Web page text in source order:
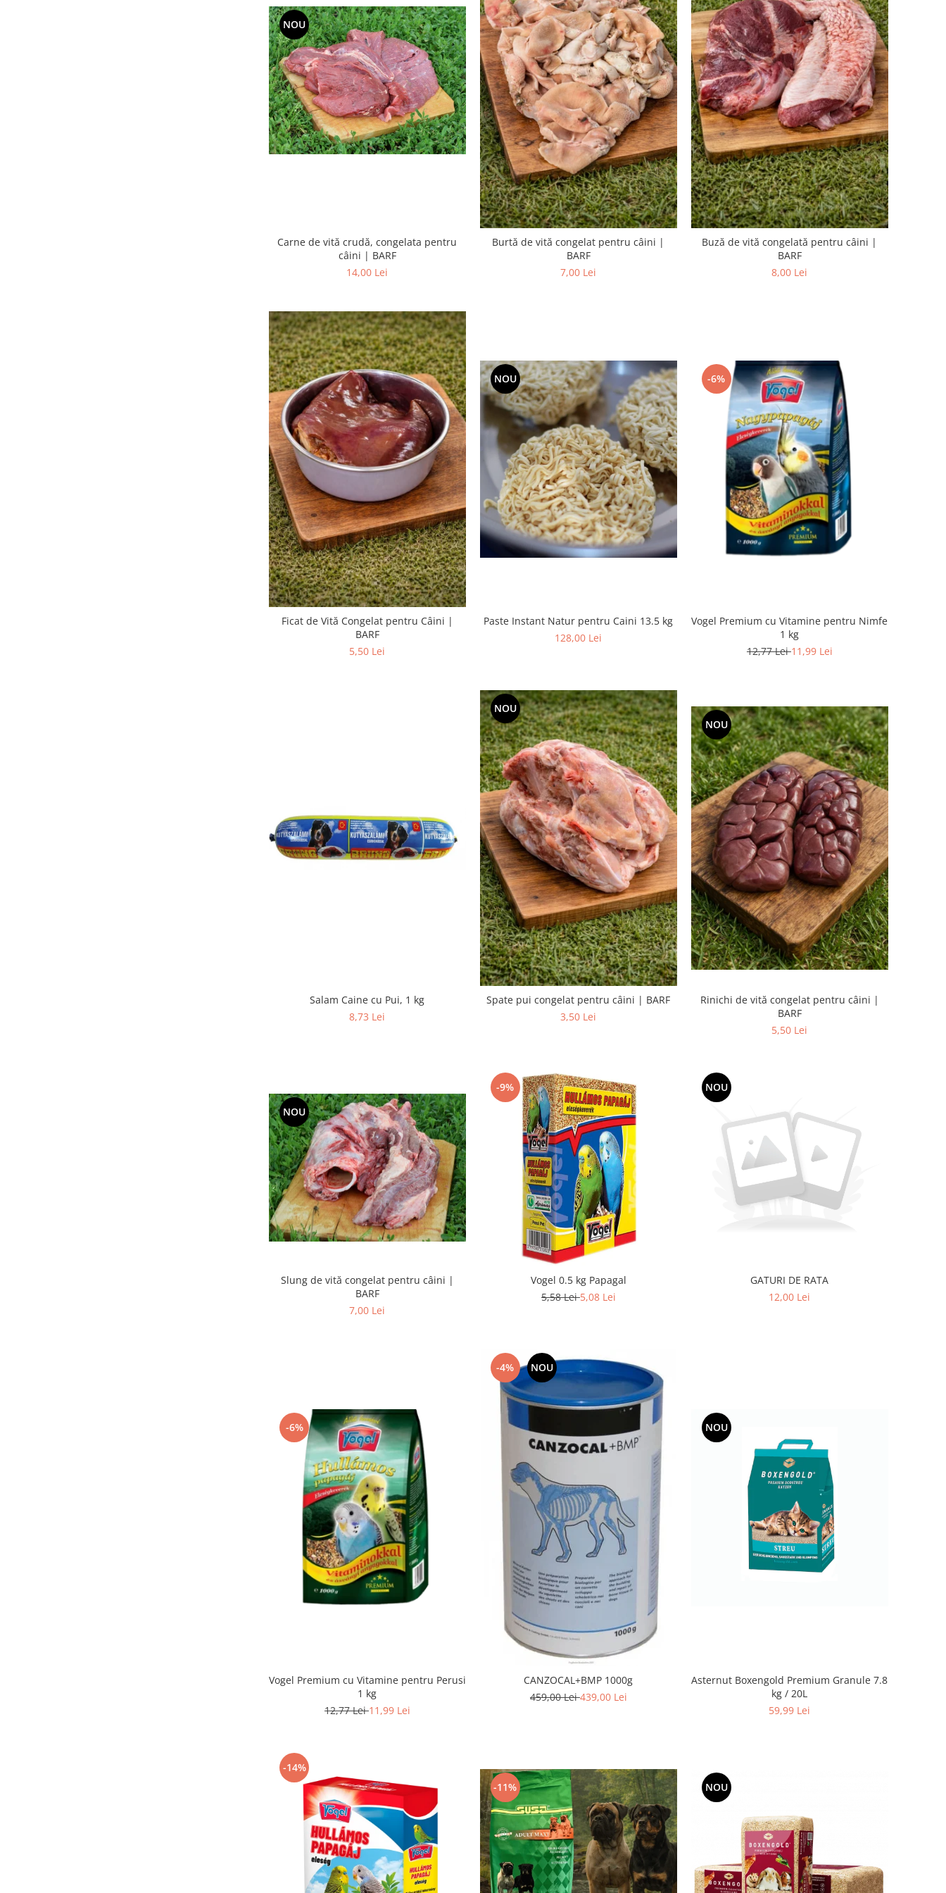
NOU
Carne de vită crudă, congelata pentru
câini | BARF
14,00 Lei
Burtă de vită congelat pentru câini |
BARF
7,00 Lei
Buză de vită congelată pentru câini |
BARF
8,00 Lei
Ficat de Vită Congelat pentru Câini |
BARF
5,50 Lei
NOU
Paste Instant Natur pentru Caini 13.5 kg
128,00 Lei
-6%
Vogel Premium cu Vitamine pentru Nimfe
1 kg
12,77 Lei11,99 Lei
Salam Caine cu Pui, 1 kg
8,73 Lei
NOU
Spate pui congelat pentru câini | BARF
3,50 Lei
NOU
Rinichi de vită congelat pentru câini |
BARF
5,50 Lei
NOU
Slung de vită congelat pentru câini |
BARF
7,00 Lei
-9%
Vogel 0.5 kg Papagal
5,58 Lei5,08 Lei
NOU
GATURI DE RATA
12,00 Lei
-6%
Vogel Premium cu Vitamine pentru Perusi
1 kg
12,77 Lei11,99 Lei
-4% NOU
CANZOCAL+BMP 1000g
459,00 Lei439,00 Lei
NOU
Asternut Boxengold Premium Granule 7.8
kg / 20L
59,99 Lei
-14%
-11%
NOU